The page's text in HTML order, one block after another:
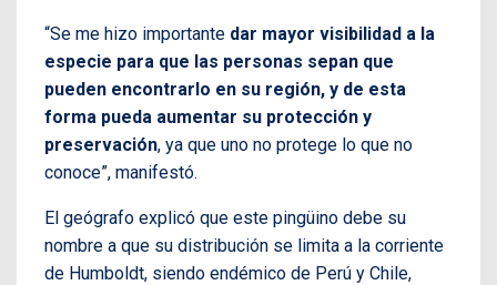
“Se me hizo importante dar mayor visibilidad a la
especie para que las personas sepan que
pueden encontrarlo en su región, y de esta
forma pueda aumentar su protección y
preservación, ya que uno no protege lo que no
conoce”, manifestó.
El geógrafo explicó que este pingüino debe su
nombre a que su distribución se limita a la corriente
de Humboldt, siendo endémico de Perú y Chile,